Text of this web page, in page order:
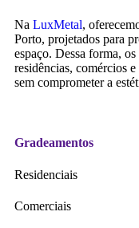
Na LuxMetal,
Porto, projetados para
espaço. Dessa forma,
residências, comércios
sem comprometer a
Gradeamentos
Residenciais
Comerciais